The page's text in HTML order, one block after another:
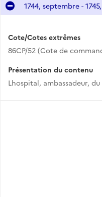
1744, septembre -
Cote/Cotes extrêmes
86CP/52 (Cote de
Présentation du contenu
Lhospital, ambassadeur,